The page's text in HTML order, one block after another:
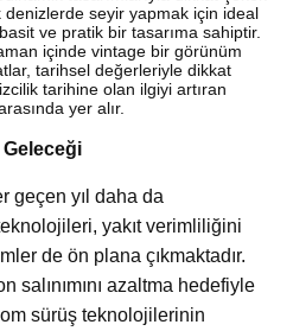
denizlerde seyir yapmak için ideal
ve pratik bir tasarıma sahiptir.
içinde vintage bir görünüm
tarihsel değerleriyle dikkat
tarihine olan ilgiyi artıran
yer alır.
geçen yıl daha da
yakıt verimliliğini
de ön plana çıkmaktadır.
salınımını azaltma hedefiyle
sürüş teknolojilerinin